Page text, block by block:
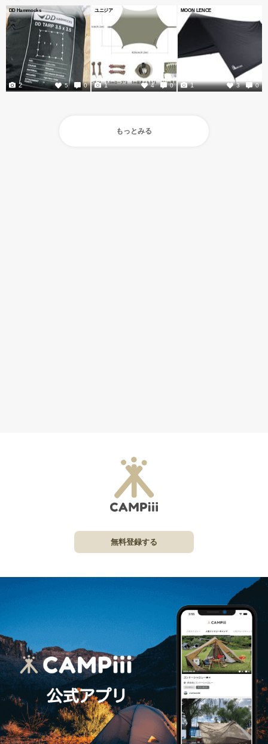
DD Hammocks
5 0
2
ユニジア
4 0
1
MOON LENCE
3 0
1
もっとみる
無料登録する